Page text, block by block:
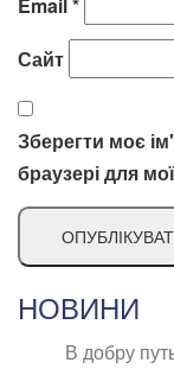
Email *
Сайт
Зберегти моє
браузері для
НОВИНИ
В добру